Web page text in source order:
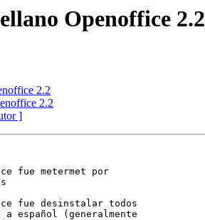
Openoffice 2.2
2.2
2.2
]
fue metermet por
fue desinstalar todos
español (generalmente